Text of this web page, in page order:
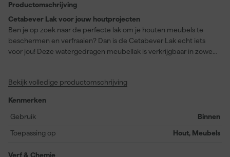
Productomschrijving
Cetabever Lak voor jouw houtprojecten
Ben je op zoek naar de perfecte lak om je houten meubels te
beschermen en verfraaien? Dan is de Cetabever Lak echt iets
voor jou! Deze watergedragen meubellak is verkrijgbaar in zowel
zorgt deze lak voor een kras- en stootvast oppervlak dat jouw
Overschilderbaar na slechts vier uur en stofdroog binnen één uur,
kun je snel verder met je project. Met een rendement van 12
in gebruik. Perfect geschikt voor hard- en zachthouten meubels,
Bekijk volledige productomschrijving
Kenmerken
Gebruik
Binnen
Toepassing op Hout, Meubels
Verf & Chemie